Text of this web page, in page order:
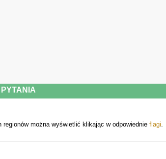
regionów można wyświetlić klikając w odpowiednie flagi.